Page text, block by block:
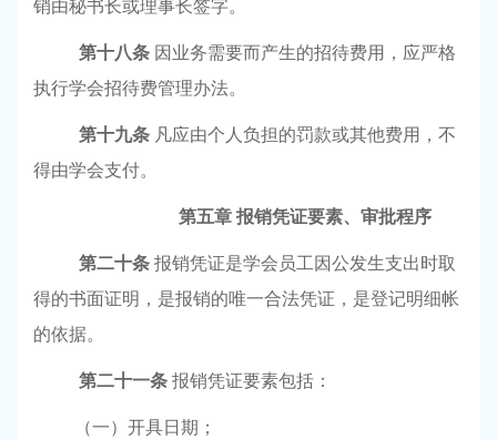
销由秘书长或理事长签字。
第十八条 因业务需要而产生的招待费用，应严格
执行学会招待费管理办法。
第十九条 凡应由个人负担的罚款或其他费用，不
得由学会支付。
第五章 报销凭证要素、审批程序
第二十条 报销凭证是学会员工因公发生支出时取
得的书面证明，是报销的唯一合法凭证，是登记明细帐
的依据。
第二十一条 报销凭证要素包括：
（一）开具日期；